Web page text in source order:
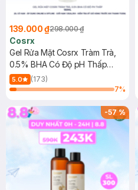
139.000 ₫298.000 ₫
Cosrx
Gel Rửa Mặt Cosrx Tràm Trà,
0.5% BHA Có Độ pH Thấp
150ml
5.0
(173)
7%
-57%